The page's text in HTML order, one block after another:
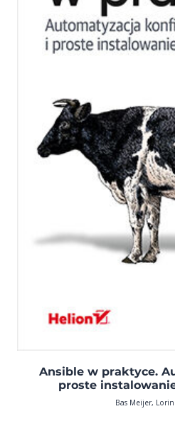
Ansible w praktyce.
proste
Bas Meijer,